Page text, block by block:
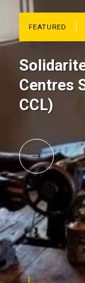
FEATURED
Centres
CCL)